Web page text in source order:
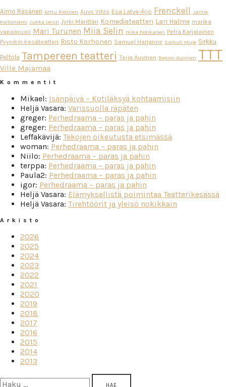
Aimo Räsänen Arttu Ratinen Auvo Vihro Esa Latva-Äijö Frenckell Janne
Kallioniemi Jukka Leisti Jyrki Mänttäri Komediateatteri Lari Halme marika
vapaavuori Mari Turunen Miia Selin mika honkanen Petra Karjalainen
Pyynikin kesäteatteri Risto Korhonen Samuel Harjanne Samuli Muje Sirkku
Peltola Tampereen teatteri Teija Auvinen Tommi Auvinen TTT
Ville Majamaa
Kommentit
Mikael: Isänpäivä – Kotiläksyä kohtaamisiin
Heljä Vasara: Varissuolla räpäten
greger: Perhedraama – paras ja pahin
greger: Perhedraama – paras ja pahin
Leffakävijä: Tekojen oikeutusta etsimässä
woman: Perhedraama – paras ja pahin
Niilo: Perhedraama – paras ja pahin
terppa: Perhedraama – paras ja pahin
Paula2: Perhedraama – paras ja pahin
igor: Perhedraama – paras ja pahin
Heljä Vasara: Elämyksellistä poimintaa Teatterikesässä
Heljä Vasara: Tirehtöörit ja yleisö nokikkain
Arkisto
2026
2025
2024
2023
2022
2021
2020
2019
2018
2017
2016
2015
2014
2013
Haku: